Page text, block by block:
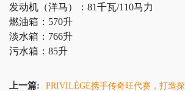
发动机（洋马）： 81千瓦/110马力
燃油箱： 570升
淡水箱： 766升
污水箱： 85升
上一篇: PRIVILÈGE携手传奇旺代赛，打造